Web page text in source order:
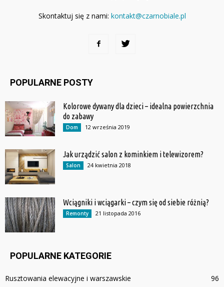
Skontaktuj się z nami: kontakt@czarnobiale.pl
POPULARNE POSTY
Kolorowe dywany dla dzieci – idealna powierzchnia
do zabawy
Dom 12 września 2019
Jak urządzić salon z kominkiem i telewizorem?
Salon 24 kwietnia 2018
Wciągniki i wciągarki – czym się od siebie różnią?
Remonty 21 listopada 2016
POPULARNE KATEGORIE
Rusztowania elewacyjne i warszawskie 96